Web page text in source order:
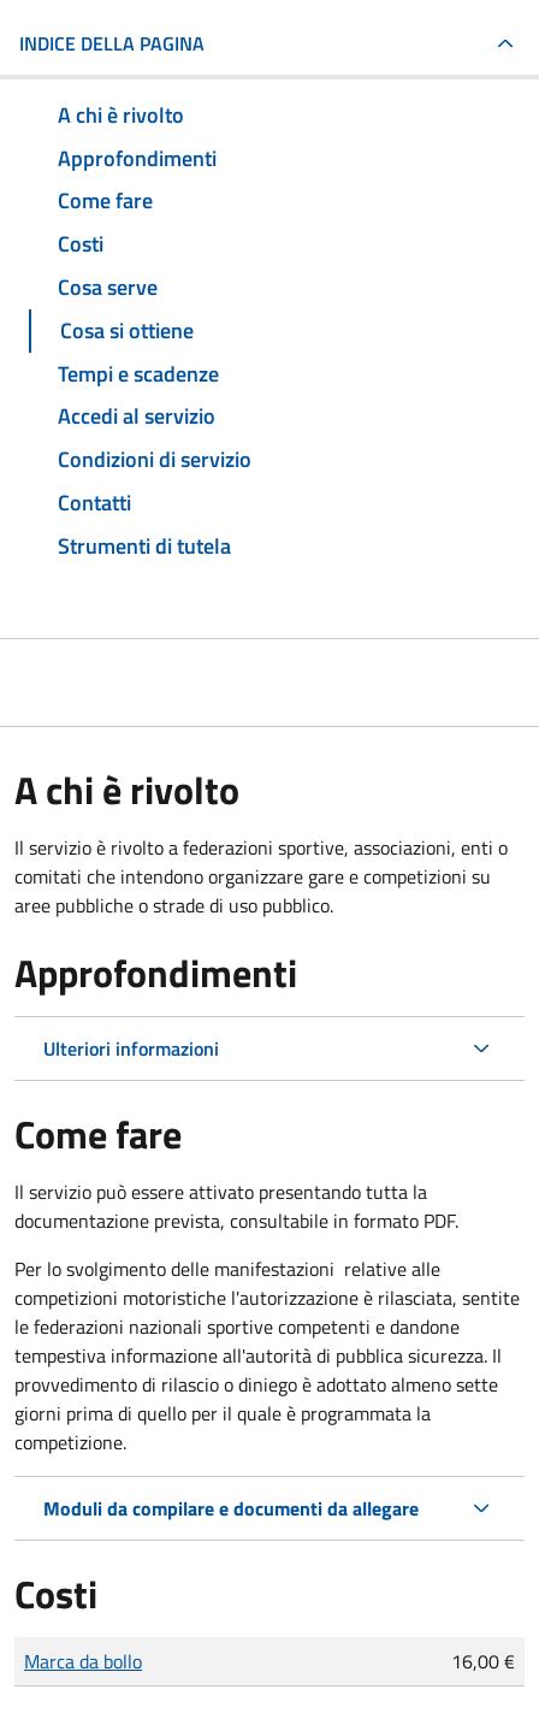
INDICE DELLA PAGINA
A chi è rivolto
Approfondimenti
Come fare
Costi
Cosa serve
Cosa si ottiene
Tempi e scadenze
Accedi al servizio
Condizioni di servizio
Contatti
Strumenti di tutela
A chi è rivolto
Il servizio è rivolto a federazioni sportive, associazioni, enti o
comitati che intendono organizzare gare e competizioni su
aree pubbliche o strade di uso pubblico.
Approfondimenti
Ulteriori informazioni
Come fare
Il servizio può essere attivato presentando tutta la
documentazione prevista, consultabile in formato PDF.
Per lo svolgimento delle manifestazioni relative alle
competizioni motoristiche l'autorizzazione è rilasciata, sentite
le federazioni nazionali sportive competenti e dandone
tempestiva informazione all'autorità di pubblica sicurezza. Il
provvedimento di rilascio o diniego è adottato almeno sette
giorni prima di quello per il quale è programmata la
competizione.
Moduli da compilare e documenti da allegare
Costi
Tipo di pagamento
Importo
Marca da bollo 16,00 €